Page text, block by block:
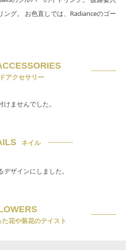
グ。 お色直しでは、Radianceのゴー
アクセサリー
ませんでした。
ネイル
ザインにしました。
花や装花のテイスト